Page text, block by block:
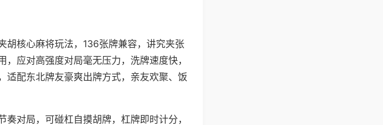
胡核心麻将玩法，136张牌兼容，讲究夹张
应对高强度对局毫无压力，洗牌速度快，
适配东北牌友豪爽出牌方式，亲友欢聚、饭
对局，可碰杠自摸胡牌，杠牌即时计分，